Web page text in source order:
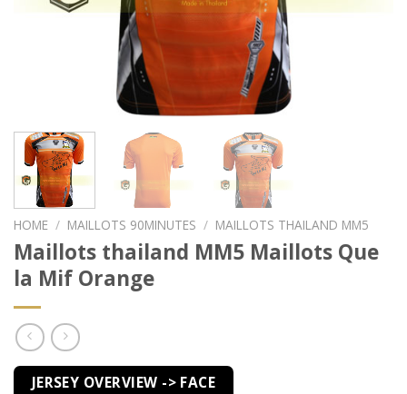
HOME / MAILLOTS 90MINUTES / MAILLOTS THAILAND MM5
Maillots thailand MM5 Maillots Que
la Mif Orange
JERSEY OVERVIEW -> FACE